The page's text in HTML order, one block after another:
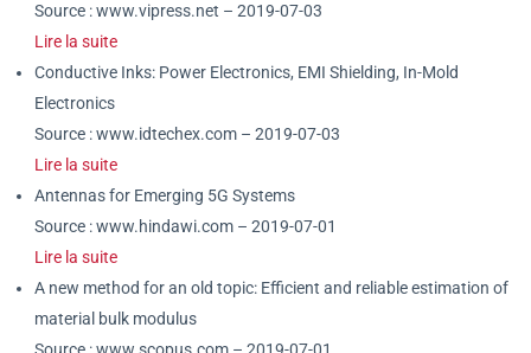
Source : www.vipress.net – 2019-07-03
Lire la suite
Conductive Inks: Power Electronics, EMI Shielding, In-Mold
Electronics
Source : www.idtechex.com – 2019-07-03
Lire la suite
Antennas for Emerging 5G Systems
Source : www.hindawi.com – 2019-07-01
Lire la suite
A new method for an old topic: Efficient and reliable estimation of
material bulk modulus